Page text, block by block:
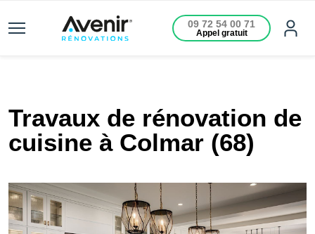
09 72 54 00 71
Appel gratuit
Travaux de rénovation de
cuisine à Colmar (68)